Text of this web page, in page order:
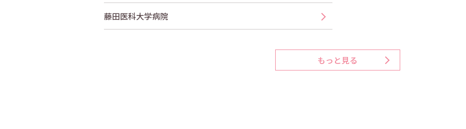
藤田医科大学病院
もっと見る